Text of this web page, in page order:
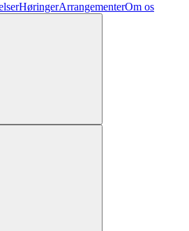
HøringerArrangementerOm os